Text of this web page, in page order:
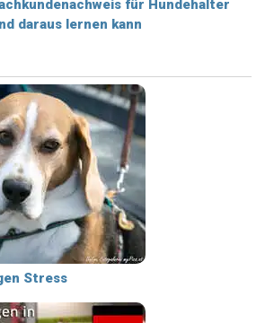
für Hundehalter
daraus lernen kann
Stress